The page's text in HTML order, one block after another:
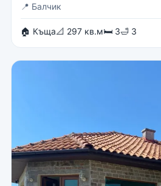
📍 Балчик
🏠 Къща📐 297 кв.м🛏 3🛁 3